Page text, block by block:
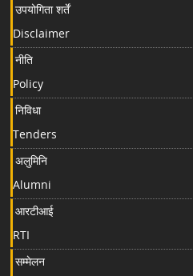
उपयोगिता शर्तें
Disclaimer
नीति
Policy
निविधा
Tenders
अलुमिनि
Alumni
आरटीआई
RTI
सम्मेलन